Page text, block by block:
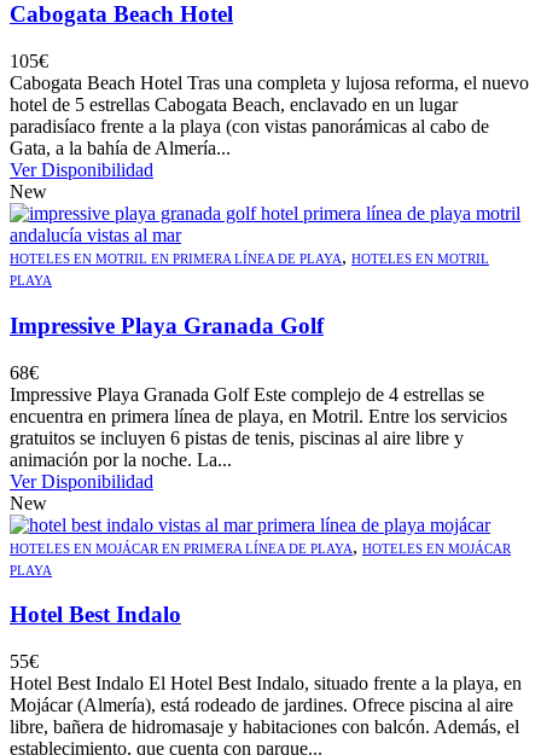
Cabogata Beach Hotel
105€
Cabogata Beach Hotel Tras una completa y lujosa reforma, el nuevo
hotel de 5 estrellas Cabogata Beach, enclavado en un lugar
paradisíaco frente a la playa (con vistas panorámicas al cabo de
Gata, a la bahía de Almería...
Ver Disponibilidad
New
HOTELES EN MOTRIL EN PRIMERA LÍNEA DE PLAYA, HOTELES EN MOTRIL
PLAYA
Impressive Playa Granada Golf
68€
Impressive Playa Granada Golf Este complejo de 4 estrellas se
encuentra en primera línea de playa, en Motril. Entre los servicios
gratuitos se incluyen 6 pistas de tenis, piscinas al aire libre y
animación por la noche. La...
Ver Disponibilidad
New
HOTELES EN MOJÁCAR EN PRIMERA LÍNEA DE PLAYA, HOTELES EN MOJÁCAR
PLAYA
Hotel Best Indalo
55€
Hotel Best Indalo El Hotel Best Indalo, situado frente a la playa, en
Mojácar (Almería), está rodeado de jardines. Ofrece piscina al aire
libre, bañera de hidromasaje y habitaciones con balcón. Además, el
establecimiento, que cuenta con parque...